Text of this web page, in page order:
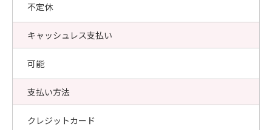
不定休
キャッシュレス支払い
可能
支払い方法
クレジットカード